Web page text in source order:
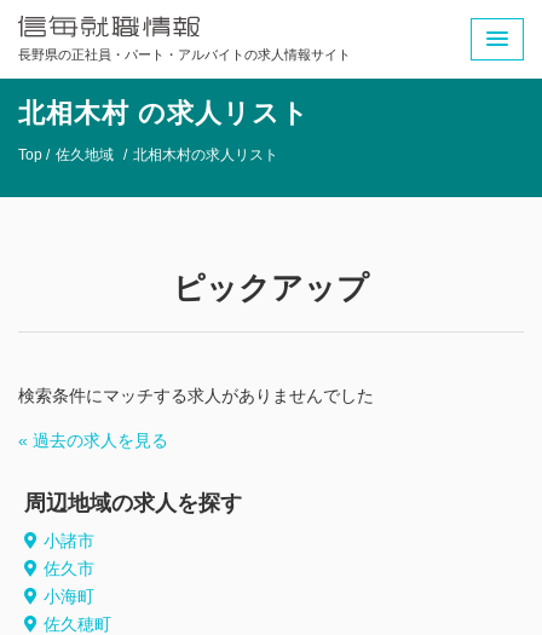
長野県の正社員・パート・アルバイトの求人情報サイト
北相木村 の求人リスト
Top / 佐久地域 / 北相木村の求人リスト
ピックアップ
検索条件にマッチする求人がありませんでした
« 過去の求人を見る
周辺地域の求人を探す
小諸市
佐久市
小海町
佐久穂町